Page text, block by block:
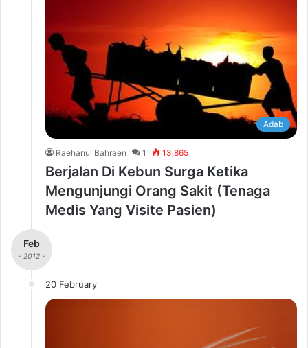
Adab
Raehanul Bahraen 1 13,865
Berjalan Di Kebun Surga Ketika
Mengunjungi Orang Sakit (Tenaga
Medis Yang Visite Pasien)
Feb
- 2012 -
20 February